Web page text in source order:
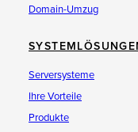
Domain-Umzug
Serversysteme
Ihre Vorteile
Produkte